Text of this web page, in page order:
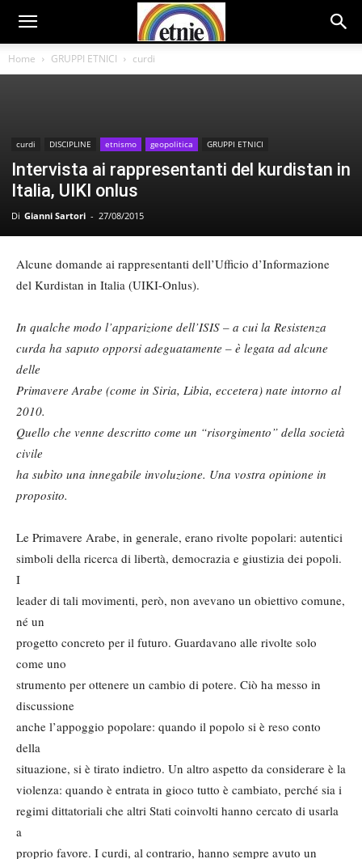
Home GRUPPI ETNICI curdi
curdi DISCIPLINE etnismo geopolitica GRUPPI ETNICI
Intervista ai rappresentanti del kurdistan in
Italia, UIKI onlus
Di Gianni Sartori - 27/08/2015
Alcune domande ai rappresentanti dell’Ufficio d’Informazione
del Kurdistan in Italia (UIKI-Onlus).
In qualche modo l’apparizione dell’ISIS – a cui la Resistenza
curda ha saputo opporsi adeguatamente – è legata ad alcune
delle
Primavere Arabe (come in Siria, Libia, eccetera) nate intorno al
2010.
Quello che venne descritto come un “risorgimento” della società
civile
ha subìto una innegabile involuzione. Una vostra opinione in
proposito.
Le Primavere Arabe, in generale, erano rivolte popolari: autentici
simboli della ricerca di libertà, democrazia e giustizia dei popoli.
I
leader di tali movimenti, però, non avevano un obiettivo comune,
né un
progetto concreto per il futuro. Guardavano alle rivolte solo
come uno
strumento per ottenere un cambio di potere. Ciò ha messo in
discussione
anche l’appoggio popolare: quando il popolo si è reso conto
della
situazione, si è tirato indietro. Un altro aspetto da considerare è la
violenza: quando è entrata in gioco tutto è cambiato, perché sia i
regimi dittatoriali che altri Stati coinvolti hanno cercato di usarla
a
proprio favore. I curdi, al contrario, hanno sempre avuto un